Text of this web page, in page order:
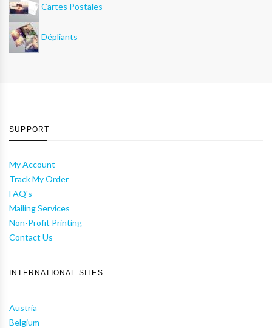
Cartes Postales
Dépliants
SUPPORT
My Account
Track My Order
FAQ's
Mailing Services
Non-Profit Printing
Contact Us
INTERNATIONAL SITES
Austria
Belgium